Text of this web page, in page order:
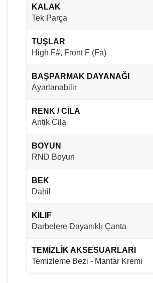
KALAK
Tek Parça
TUŞLAR
High F#, Front F (Fa)
BAŞPARMAK DAYANAĞI
Ayarlanabilir
RENK / CİLA
Antik Cila
BOYUN
RND Boyun
BEK
Dahil
KILIF
Darbelere Dayanıklı Çanta
TEMİZLİK AKSESUARLARI
Temizleme Bezi - Mantar Kremi